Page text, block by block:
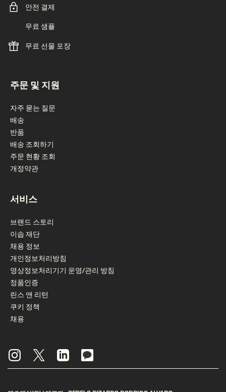
안전 결제
무료 샘플
무료 선물 포장
주문 및 지원
자주 묻는 질문
배송
반품
배송 조회하기
주문 현황 조회
개정약관
서비스
브랜드 스토리
이솝 재단
채용 정보
개인정보처리방침
영상정보처리기기 운영/관리 방침
정품인증
린스 앤 리턴
쿠키 정책
채용